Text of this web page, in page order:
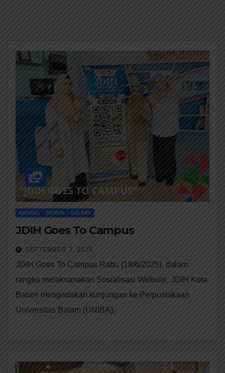
ARTIKEL BERITA GALERY
JDIH Goes To Campus
SEPTEMBER 2, 2025
JDIH Goes To Campus Rabu (18/6/2025), dalam
rangka melaksanakan Sosialisasi Website, JDIH Kota
Batam mengadakan kunjungan ke Perpustakaan
Universitas Batam (UNIBA).